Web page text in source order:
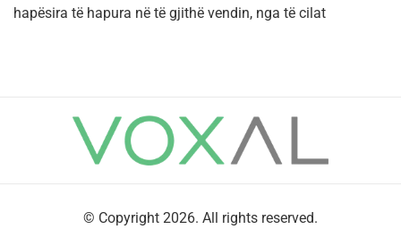
hapësira të hapura në të gjithë vendin, nga të cilat
© Copyright 2026. All rights reserved.